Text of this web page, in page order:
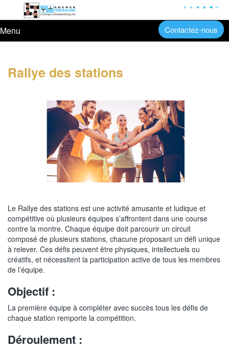
Contactez-nous
En
Menu
Rallye des stations
Le Rallye des stations est une activité amusante et ludique et
compétitive où plusieurs équipes s’affrontent dans une course
contre la montre. Chaque équipe doit parcourir un circuit
composé de plusieurs stations, chacune proposant un défi unique
à relever. Ces défis peuvent être physiques, intellectuels ou
créatifs, et nécessitent la participation active de tous les membres
de l’équipe.
Objectif :
La première équipe à compléter avec succès tous les défis de
chaque station remporte la compétition.
Déroulement :